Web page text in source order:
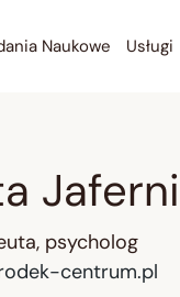
Naukowe Usługi
GDAŃSK Psychoterapia
Psychoterapia
Bezpłatna konsultacja
wstępna ONLINE
Psychoterapia
WARSZAWA Psycholog
ONLINE Psychoterapia
ONLINE Psycholog
psycholog
centrum.pl